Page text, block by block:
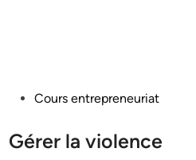
PostedCours entrepreneuriat
Gérer la violence